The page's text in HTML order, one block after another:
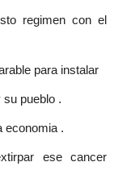
regimen con el
para instalar
pueblo .
economia .
ese cancer